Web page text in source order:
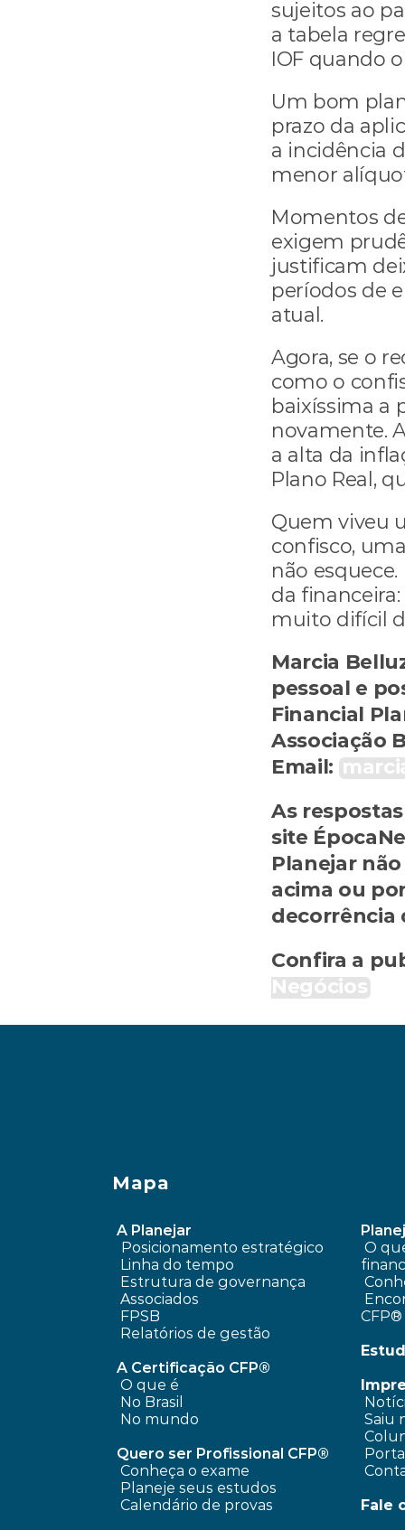
sujeitos ao
a tabela
IOF quando
Um bom
prazo da
a incidência
menor
Momentos
exigem
justificam
períodos de
atual.
Agora, se o
como o
baixíssima a
novamente.
a alta da
Plano Real,
Quem viveu
confisco,
não
da
muito difícil
Marcia
pessoal e
Financial
Associação
Email:
As
site
Planejar
acima ou
decorrência
Confira a
Negócios
A Planejar
Posicionamento estratégico
Linha do tempo
Estrutura de governança
Associados
FPSB
Relatórios de gestão
A Certificação CFP®
O que é
No Brasil
No mundo
Quero ser Profissional CFP®
Conheça o exame
Planeje seus estudos
Calendário de provas
CFP®
Saiu
Fale
Mapa